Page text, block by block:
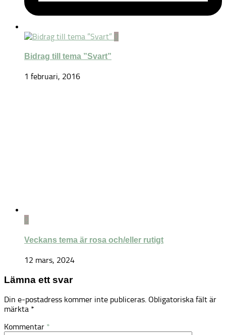
0
Bidrag till tema ”Svart”
1 februari, 2016
0
Veckans tema är rosa och/eller rutigt
12 mars, 2024
Lämna ett svar
Din e-postadress kommer inte publiceras. Obligatoriska fält är
märkta *
Kommentar *